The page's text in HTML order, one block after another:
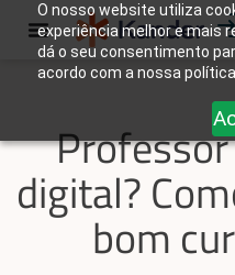
O nosso website utiliza
experiência melhor e mais
dá o seu consentimento
acordo com a nossa
digital?
bom